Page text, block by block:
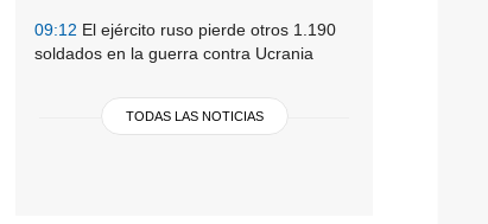
09:12 El ejército ruso pierde otros 1.190
soldados en la guerra contra Ucrania
TODAS LAS NOTICIAS